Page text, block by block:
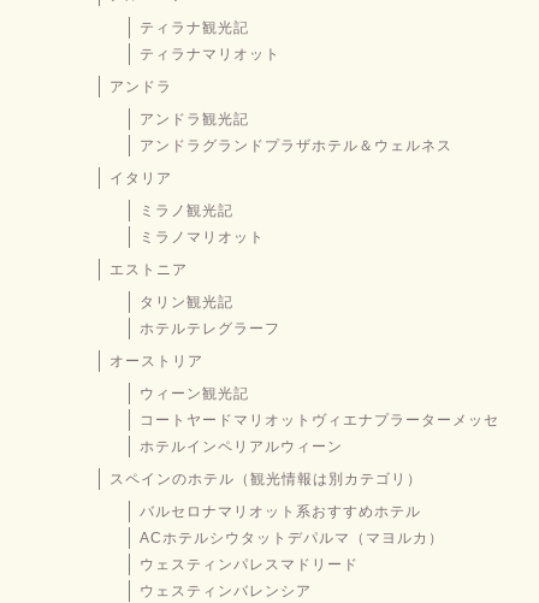
ティラナ観光記
ティラナマリオット
アンドラ
アンドラ観光記
アンドラグランドプラザホテル＆ウェルネス
イタリア
ミラノ観光記
ミラノマリオット
エストニア
タリン観光記
ホテルテレグラーフ
オーストリア
ウィーン観光記
コートヤードマリオットヴィエナプラーターメッセ
ホテルインペリアルウィーン
スペインのホテル（観光情報は別カテゴリ）
バルセロナマリオット系おすすめホテル
ACホテルシウタットデパルマ（マヨルカ）
ウェスティンパレスマドリード
ウェスティンバレンシア